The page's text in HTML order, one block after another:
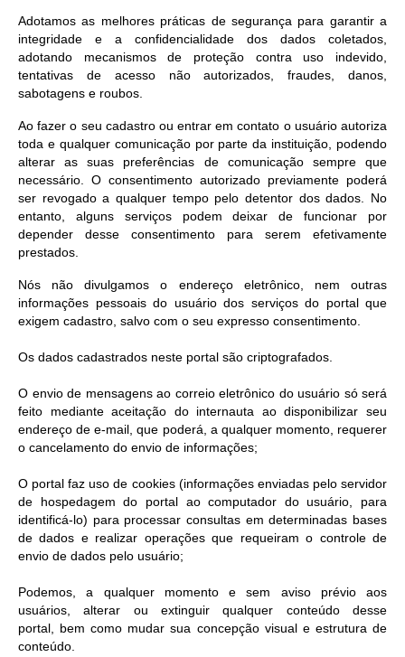
Adotamos as melhores práticas de segurança para garantir a
integridade e a confidencialidade dos dados coletados,
adotando mecanismos de proteção contra uso indevido,
tentativas de acesso não autorizados, fraudes, danos,
sabotagens e roubos.
Ao fazer o seu cadastro ou entrar em contato o usuário autoriza
toda e qualquer comunicação por parte da instituição, podendo
alterar as suas preferências de comunicação sempre que
necessário. O consentimento autorizado previamente poderá
ser revogado a qualquer tempo pelo detentor dos dados. No
entanto, alguns serviços podem deixar de funcionar por
depender desse consentimento para serem efetivamente
prestados.
Nós não divulgamos o endereço eletrônico, nem outras
informações pessoais do usuário dos serviços do portal que
exigem cadastro, salvo com o seu expresso consentimento.
Os dados cadastrados neste portal são criptografados.
O envio de mensagens ao correio eletrônico do usuário só será
feito mediante aceitação do internauta ao disponibilizar seu
endereço de e-mail, que poderá, a qualquer momento, requerer
o cancelamento do envio de informações;
O portal faz uso de cookies (informações enviadas pelo servidor
de hospedagem do portal ao computador do usuário, para
identificá-lo) para processar consultas em determinadas bases
de dados e realizar operações que requeiram o controle de
envio de dados pelo usuário;
Podemos, a qualquer momento e sem aviso prévio aos
usuários, alterar ou extinguir qualquer conteúdo desse
portal, bem como mudar sua concepção visual e estrutura de
conteúdo.